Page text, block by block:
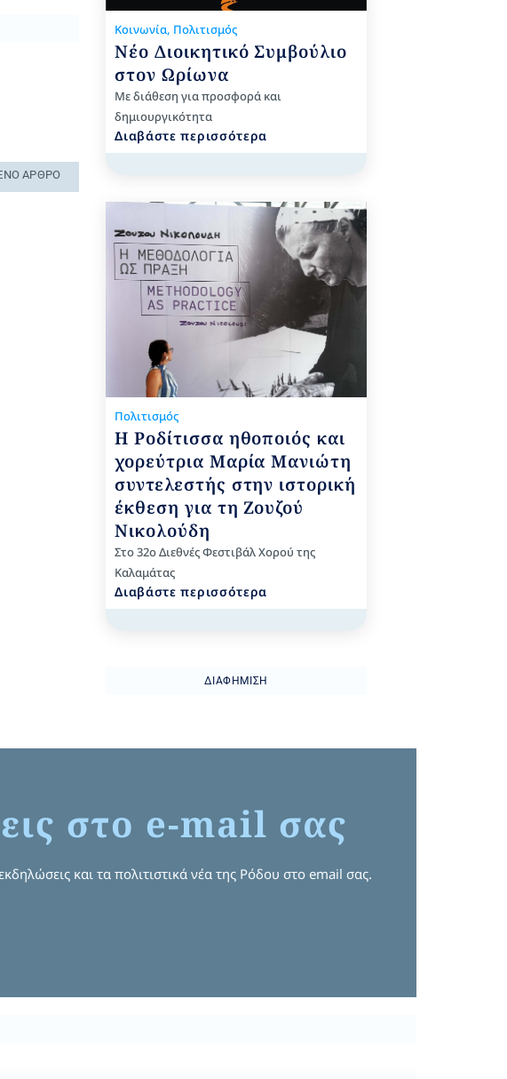
ΆΡΘΡΟ
Κοινωνία, Πολιτισμός
Νέο Διοικητικό Συμβούλιο
στον Ωρίωνα
Με διάθεση για προσφορά και
δημιουργικότητα
Διαβάστε περισσότερα
Πολιτισμός
Η Ροδίτισσα ηθοποιός και
χορεύτρια Μαρία Μανιώτη
συντελεστής στην ιστορική
έκθεση για τη Ζουζού
Νικολούδη
Στο 32ο Διεθνές Φεστιβάλ Χορού της
Καλαμάτας
Διαβάστε περισσότερα
ΔΙΑΦΉΜΙΣΗ
στο e-mail σας
και τα πολιτιστικά νέα της Ρόδου στο email σας.